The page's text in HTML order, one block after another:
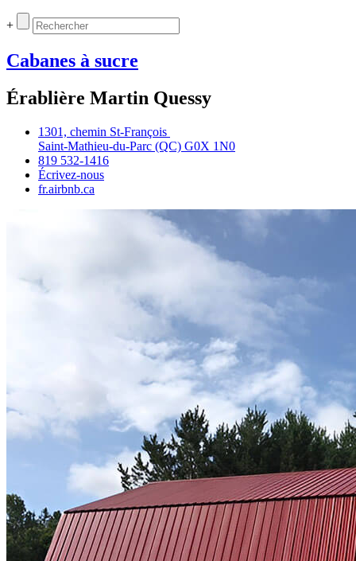
+
Cabanes à sucre
Érablière Martin Quessy
1301, chemin St‑François
Saint‑Mathieu‑du‑Parc (QC) G0X 1N0
819 532‑1416
Écrivez‑nous
fr.airbnb.ca